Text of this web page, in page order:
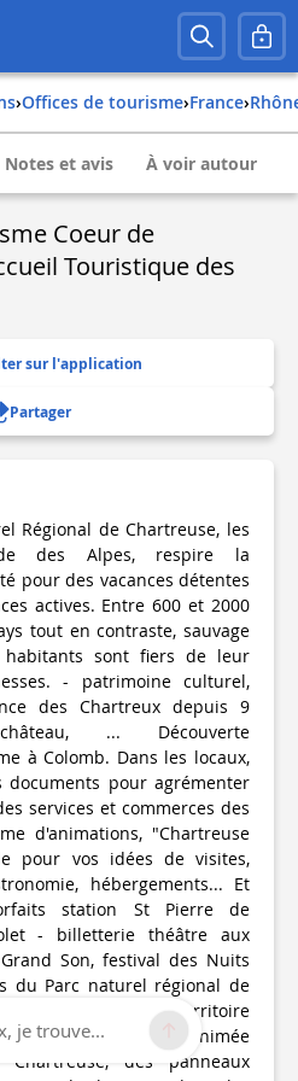
› Offices de tourisme› france›
Notes et avis À voir autour
Coeur de
Touristique des
sur l'application
Partager
Régional de Chartreuse, les
des Alpes, respire la
pour des vacances détentes
actives. Entre 600 et 2000
tout en contraste, sauvage
sont fiers de leur
- patrimoine culturel,
des Chartreux depuis 9
... Découverte
à Colomb. Dans les locaux,
documents pour agrémenter
services et commerces des
d'animations, "Chartreuse
pour vos idées de visites,
hébergements... Et
station St Pierre de
- billetterie théâtre aux
Son, festival des Nuits
du Parc naturel régional de
découverte de ce territoire
Une maquette animée
des panneaux
je trouve...